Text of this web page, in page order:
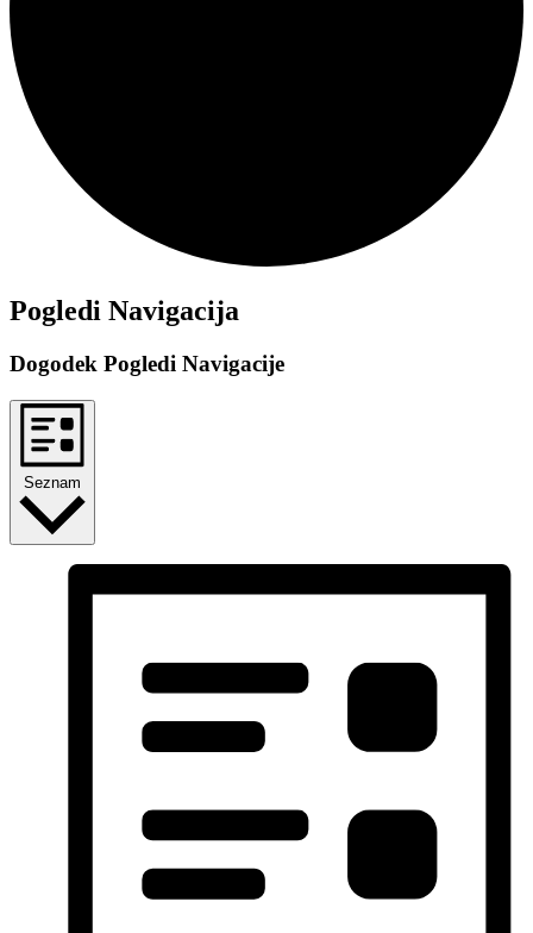
Dogodki
Pogledi Navigacija
Dogodek Pogledi Navigacije
Seznam